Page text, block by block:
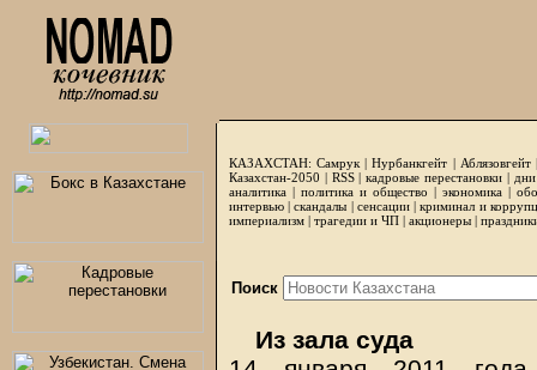
КАЗАХСТАН: Самрук |Нурбанкгейт | Аблязовгейт
Казахстан-2050 | RSS|кадровые перестановки|
аналитика | политика и общество | экономика |
интервью |скандалы | сенсации|криминал и
империализм | трагедии и ЧП | акционеры |
Поиск
Из зала суда